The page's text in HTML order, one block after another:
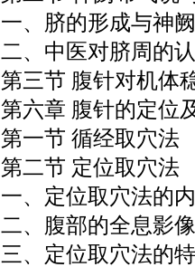
一、脐的形成与神
二、中医对脐周的
第三节 腹针对机体
第六章 腹针的定位
第一节 循经取穴法
第二节 定位取穴法
一、定位取穴法的
二、腹部的全息影
三、定位取穴法的